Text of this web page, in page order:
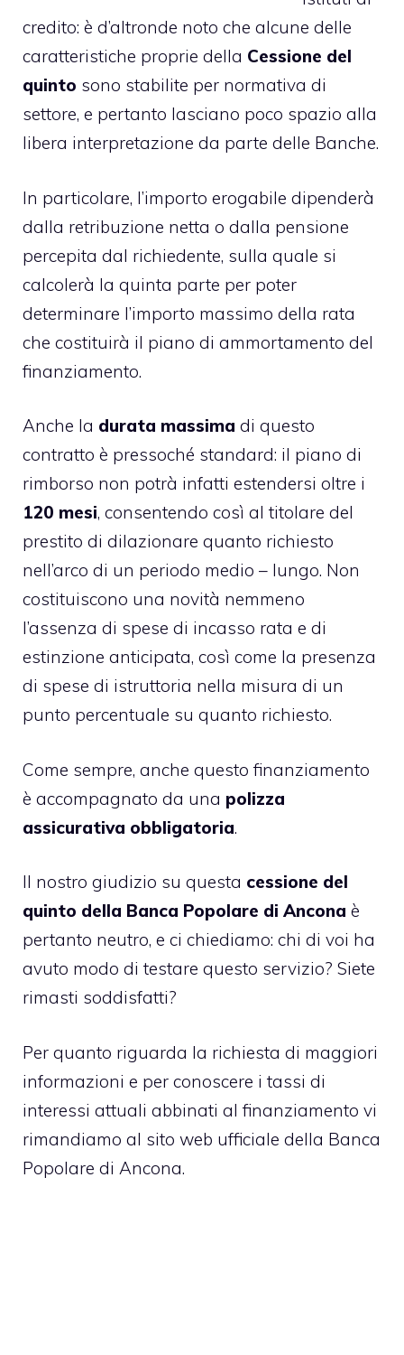
credito: è d’altronde noto che alcune delle
caratteristiche proprie della Cessione del
quinto sono stabilite per normativa di
settore, e pertanto lasciano poco spazio alla
libera interpretazione da parte delle Banche.
In particolare, l’importo erogabile dipenderà
dalla retribuzione netta o dalla pensione
percepita dal richiedente, sulla quale si
calcolerà la quinta parte per poter
determinare l’importo massimo della rata
che costituirà il piano di ammortamento del
finanziamento.
Anche la durata massima di questo
contratto è pressoché standard: il piano di
rimborso non potrà infatti estendersi oltre i
120 mesi, consentendo così al titolare del
prestito di dilazionare quanto richiesto
nell’arco di un periodo medio – lungo. Non
costituiscono una novità nemmeno
l’assenza di spese di incasso rata e di
estinzione anticipata, così come la presenza
di spese di istruttoria nella misura di un
punto percentuale su quanto richiesto.
Come sempre, anche questo finanziamento
è accompagnato da una polizza
assicurativa obbligatoria.
Il nostro giudizio su questa cessione del
quinto della Banca Popolare di Ancona è
pertanto neutro, e ci chiediamo: chi di voi ha
avuto modo di testare questo servizio? Siete
rimasti soddisfatti?
Per quanto riguarda la richiesta di maggiori
informazioni e per conoscere i tassi di
interessi attuali abbinati al finanziamento vi
rimandiamo al sito web ufficiale della Banca
Popolare di Ancona.